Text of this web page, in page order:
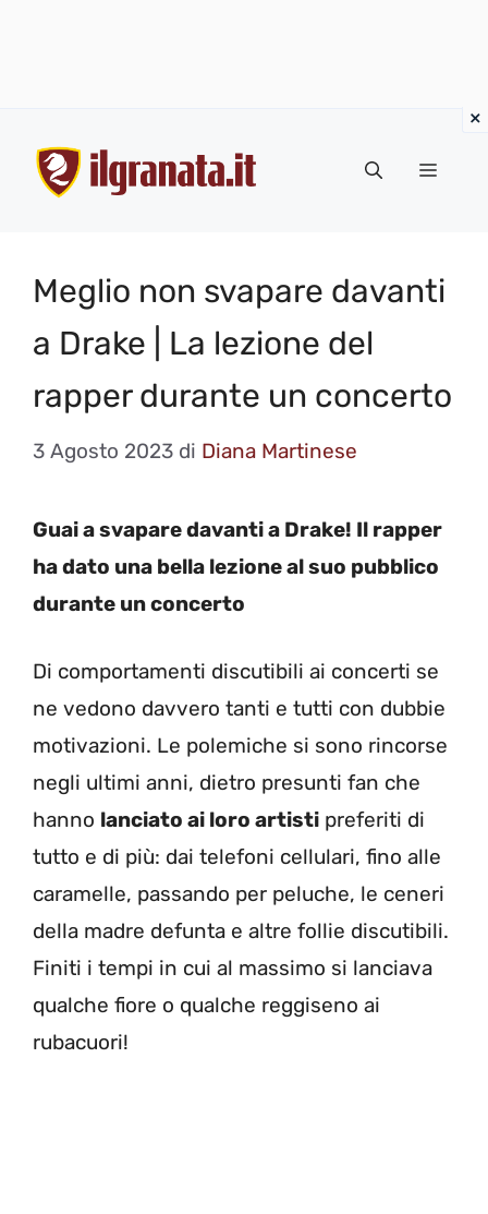
contenuto
Menu
Meglio non svapare davanti
a Drake | La lezione del
rapper durante un concerto
3 Agosto 2023 di Diana Martinese
Guai a svapare davanti a Drake! Il rapper
ha dato una bella lezione al suo pubblico
durante un concerto
Di comportamenti discutibili ai concerti se
ne vedono davvero tanti e tutti con dubbie
motivazioni. Le polemiche si sono rincorse
negli ultimi anni, dietro presunti fan che
hanno lanciato ai loro artisti preferiti di
tutto e di più: dai telefoni cellulari, fino alle
caramelle, passando per peluche, le ceneri
della madre defunta e altre follie discutibili.
Finiti i tempi in cui al massimo si lanciava
qualche fiore o qualche reggiseno ai
rubacuori!